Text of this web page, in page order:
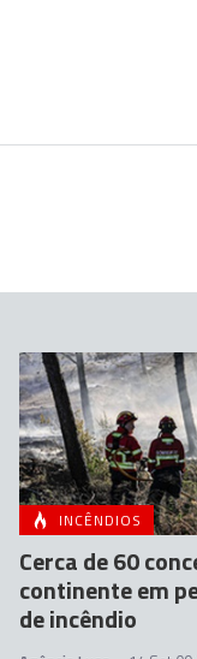
INCÊNDIOS
Cerca de 60
continente em
de incêndio